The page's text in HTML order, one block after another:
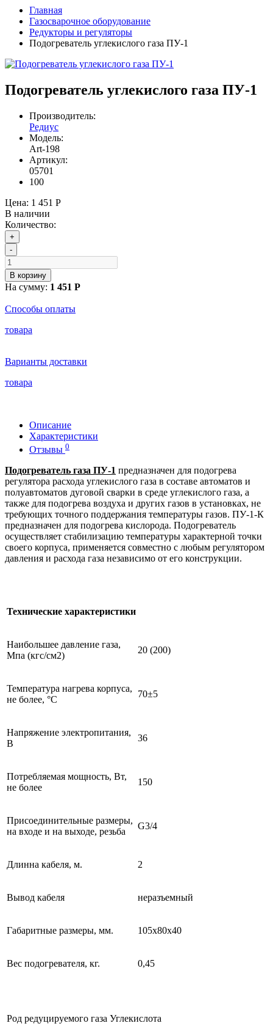
Главная
Газосварочное оборудование
Редукторы и регуляторы
Подогреватель углекислого газа ПУ-1
Подогреватель углекислого газа ПУ-1
Производитель:
Редиус
Модель:
Art-198
Артикул:
05701
100
Цена: 1 451 Р
В наличии
Количество:
+
-
В корзину
На сумму: 1 451 Р
Способы оплаты
товара
Варианты доставки
товара
Описание
Характеристики
Отзывы 0
Подогреватель газа ПУ-1 предназначен для подогрева
регулятора расхода углекислого газа в составе автоматов и
полуавтоматов дуговой сварки в среде углекислого газа, а
также для подогрева воздуха и других газов в установках, не
требующих точного поддержания температуры газов. ПУ-1-К
предназначeн для подогревa кислородa. Подогреватель
осуществляет стабилизацию температуры характерной точки
своего корпуса, применяется совместно с любым регулятором
давления и расхода газа независимо от его конструкции.
Технические характеристики
Наибольшее давление газа,
Мпа (кгс/см2)
20 (200)
Температура нагрева корпуса,
не более, °C
70±5
Напряжение электропитания,
В
36
Потребляемая мощность, Вт,
не более
150
Присоединительные размеры,
на входе и на выходе, резьба
G3/4
Длинна кабеля, м. 2
Вывод кабеля неразъемный
Габаритные размеры, мм. 105х80х40
Вес подогревателя, кг. 0,45
Род редуцируемого газа Углекислота